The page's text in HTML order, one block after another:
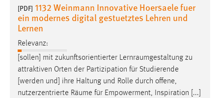
[PDF] 1132 Weinmann Innovative Hoersaele fuer
ein modernes digital gestuetztes Lehren und
Lernen
Relevanz:
[sollen] mit zukunftsorientierter Lernraumgestaltung zu
attraktiven Orten der Partizipation für Studierende
[werden und] ihre Haltung und Rolle durch offene,
nutzerzentrierte Räume für Empowerment, Inspiration [...]